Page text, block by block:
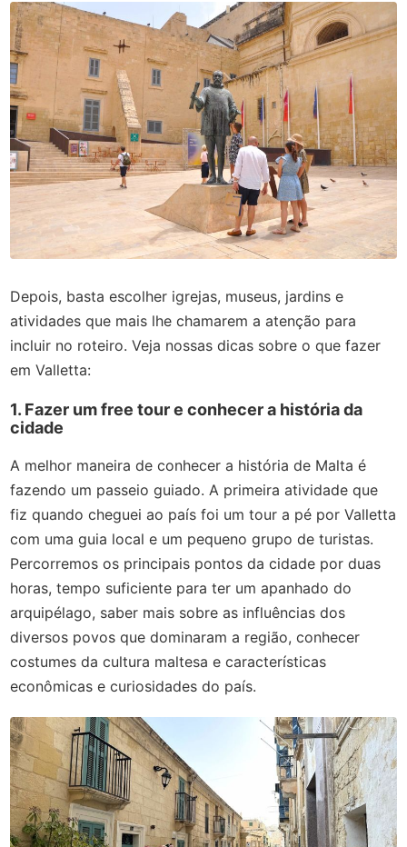
Depois, basta escolher igrejas, museus, jardins e
atividades que mais lhe chamarem a atenção para
incluir no roteiro. Veja nossas dicas sobre o que fazer
em Valletta:
1. Fazer um free tour e conhecer a história da
cidade
A melhor maneira de conhecer a história de Malta é
fazendo um passeio guiado. A primeira atividade que
fiz quando cheguei ao país foi um tour a pé por Valletta
com uma guia local e um pequeno grupo de turistas.
Percorremos os principais pontos da cidade por duas
horas, tempo suficiente para ter um apanhado do
arquipélago, saber mais sobre as influências dos
diversos povos que dominaram a região, conhecer
costumes da cultura maltesa e características
econômicas e curiosidades do país.